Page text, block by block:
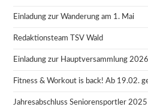
Einladung zur Wanderung am 1. Mai
Redaktionsteam TSV Wald
Einladung zur Hauptversammlung 2026
Fitness & Workout is back! Ab 19.02.
Jahresabschluss Seniorensportler 2025